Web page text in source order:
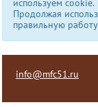
используем сookie.
Продолжая
правильную
info@mfc51.ru